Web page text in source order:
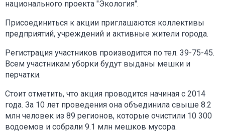
национального проекта "Экология".
Присоединиться к акции приглашаются коллективы
предприятий, учреждений и активные жители города.
Регистрация участников производится по тел. 39-75-45.
Всем участникам уборки будут выданы мешки и
перчатки.
Стоит отметить, что акция проводится начиная с 2014
года. За 10 лет проведения она объединила свыше 8.2
млн человек из 89 регионов, которые очистили 10 300
водоемов и собрали 9.1 млн мешков мусора.